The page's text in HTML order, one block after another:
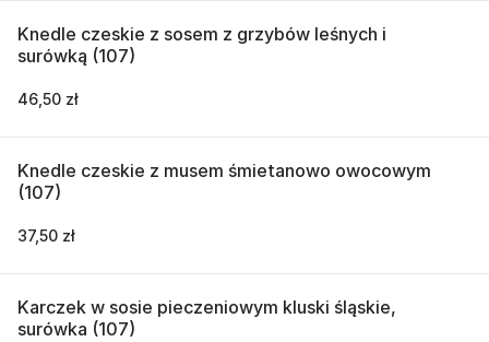
Knedle czeskie z sosem z grzybów leśnych i
surówką (107)
46,50 zł
Knedle czeskie z musem śmietanowo owocowym
(107)
37,50 zł
Karczek w sosie pieczeniowym kluski śląskie,
surówka (107)